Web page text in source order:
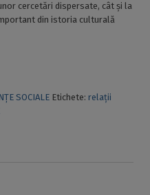
cercetări dispersate, cât și la
din istoria culturală
SOCIALE Etichete: relații